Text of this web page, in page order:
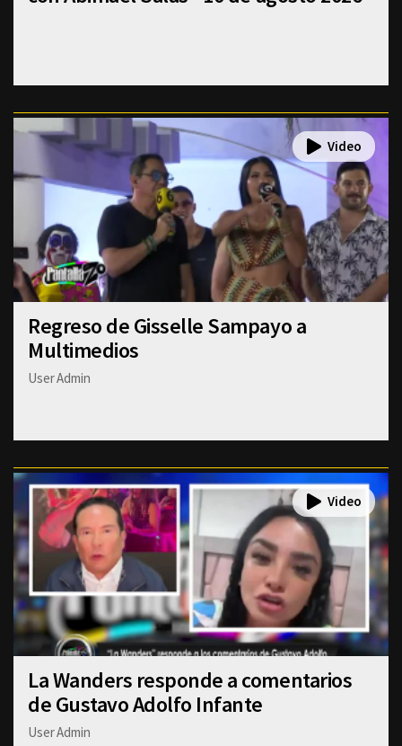
Regreso de Gisselle Sampayo a
Multimedios
User Admin
La Wanders responde a comentarios
de Gustavo Adolfo Infante
User Admin